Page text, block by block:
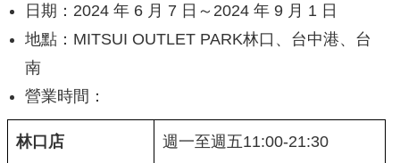
日期：2024 年 6 月 7 日～2024 年 9 月 1 日
地點：MITSUI OUTLET PARK林口、台中港、台
南
營業時間：
林口店 週一至週五11:00-21:30